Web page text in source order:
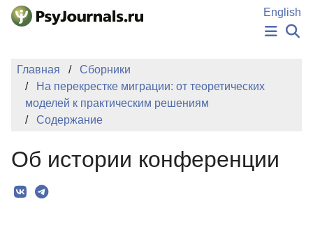
Перейти к основному содержанию
English
НОВОСТИ
АВТОРЫ
ПОДАТЬ РУКОПИСЬ
Регистрация
Вход
Главная
Сборники
На перекрестке миграции: от теоретических
моделей к практическим решениям
Содержание
Об истории конференции